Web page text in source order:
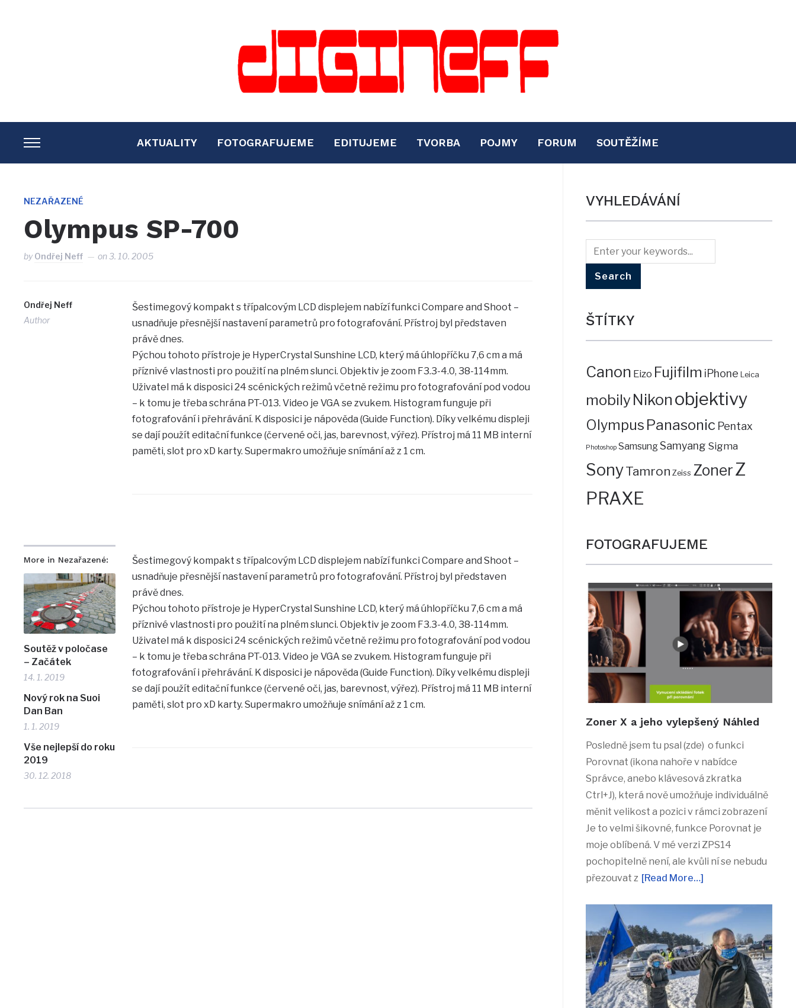
TOGGLE
SIDEBAR
NAVIGATION
AKTUALITY FOTOGRAFUJEME EDITUJEME TVORBA POJMY FORUM SOUTĚŽÍME
NEZAŘAZENÉ
Olympus SP-700
byOndřej Neff on3. 10. 2005
Ondřej Neff
Author
More in Nezařazené:
Soutěž v poločase
– Začátek
14. 1. 2019
Nový rok na Suoi
Dan Ban
1. 1. 2019
Vše nejlepší do roku
2019
30. 12. 2018
Šestimegový kompakt s třípalcovým LCD displejem nabízí funkci Compare and Shoot –
usnadňuje přesnější nastavení parametrů pro fotografování. Přístroj byl představen
právě dnes.
Pýchou tohoto přístroje je HyperCrystal Sunshine LCD, který má úhlopříčku 7,6 cm a má
příznivé vlastnosti pro použití na plném slunci. Objektiv je zoom F3.3-4.0, 38-114mm.
Uživatel má k disposici 24 scénických režimů včetně režimu pro fotografování pod vodou
– k tomu je třeba schrána PT-013. Video je VGA se zvukem. Histogram funguje při
fotografování i přehrávání. K disposici je nápověda (Guide Function). Díky velkému displeji
se dají použít editační funkce (červené oči, jas, barevnost, výřez). Přístroj má 11 MB interní
paměti, slot pro xD karty. Supermakro umožňuje snímání až z 1 cm.
Šestimegový kompakt s třípalcovým LCD displejem nabízí funkci Compare and Shoot –
usnadňuje přesnější nastavení parametrů pro fotografování. Přístroj byl představen
právě dnes.
Pýchou tohoto přístroje je HyperCrystal Sunshine LCD, který má úhlopříčku 7,6 cm a má
příznivé vlastnosti pro použití na plném slunci. Objektiv je zoom F3.3-4.0, 38-114mm.
Uživatel má k disposici 24 scénických režimů včetně režimu pro fotografování pod vodou
– k tomu je třeba schrána PT-013. Video je VGA se zvukem. Histogram funguje při
fotografování i přehrávání. K disposici je nápověda (Guide Function). Díky velkému displeji
se dají použít editační funkce (červené oči, jas, barevnost, výřez). Přístroj má 11 MB interní
paměti, slot pro xD karty. Supermakro umožňuje snímání až z 1 cm.
VYHLEDÁVÁNÍ
ŠTÍTKY
Canon Eizo Fujifilm iPhone Leica
mobilyNikon objektivy
Olympus Panasonic Pentax
Photoshop SamsungSamyang Sigma
SonyTamron Zeiss ZonerZ
PRAXE
FOTOGRAFUJEME
Zoner X a jeho vylepšený Náhled
Posledně jsem tu psal (zde) o funkci
Porovnat (ikona nahoře v nabídce
Správce, anebo klávesová zkratka
Ctrl+J), která nově umožňuje individuálně
měnit velikost a pozici v rámci zobrazení
Je to velmi šikovné, funkce Porovnat je
moje oblíbená. V mé verzi ZPS14
pochopitelně není, ale kvůli ní se nebudu
přezouvat z [Read More…]